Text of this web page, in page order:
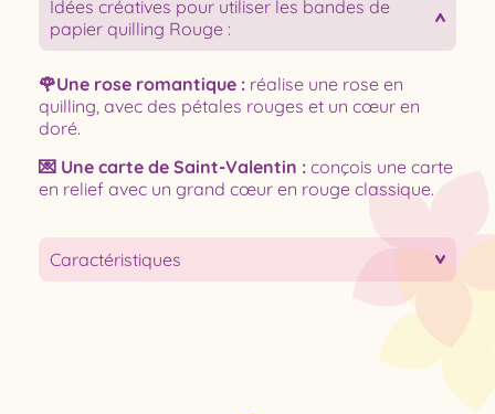
Idées créatives pour utiliser les bandes de
papier quilling Rouge :
🌹Une rose romantique : réalise une rose en
quilling, avec des pétales rouges et un cœur en
doré.
💌 Une carte de Saint-Valentin : conçois une carte
en relief avec un grand cœur en rouge classique.
Caractéristiques